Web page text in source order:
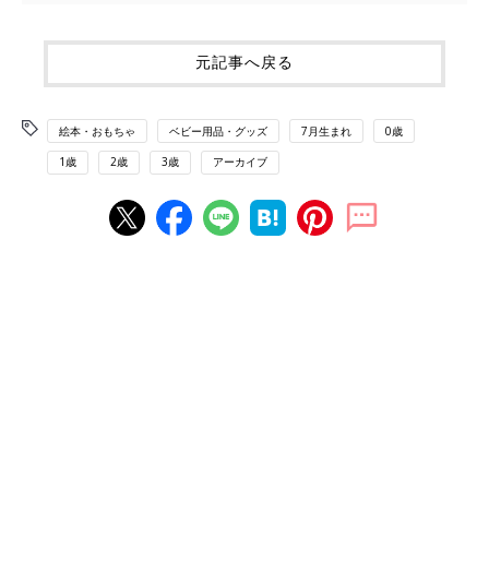
元記事へ戻る
絵本・おもちゃ ベビー用品・グッズ 7月生まれ 0歳
1歳 2歳 3歳 アーカイブ